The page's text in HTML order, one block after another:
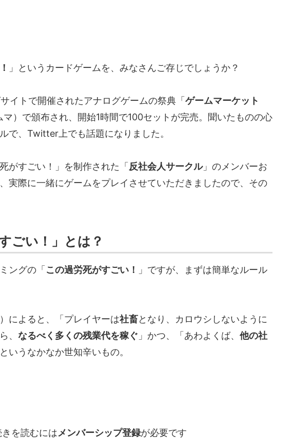
」というカードゲームを、みなさんご存じでしょうか？
イトで開催されたアナログゲームの祭典「 ゲームマーケット
マ）で頒布され、開始1時間で100セットが完売。聞いたものの心
で、Twitter上でも話題になりました。
がすごい！」を制作された「 反社会人サークル」のメンバーお
実際に一緒にゲームをプレイさせていただきましたので、その
ごい！」とは？
ングの「 この過労死がすごい！
」ですが、まずは簡単なルール
によると、「プレイヤーは社畜となり、カロウシしないように
、 なるべく多くの残業代を稼ぐ 」かつ、「あわよくば、 他の社
というなかなか世知辛いもの。
きを読むにはメンバーシップ登録が必要です